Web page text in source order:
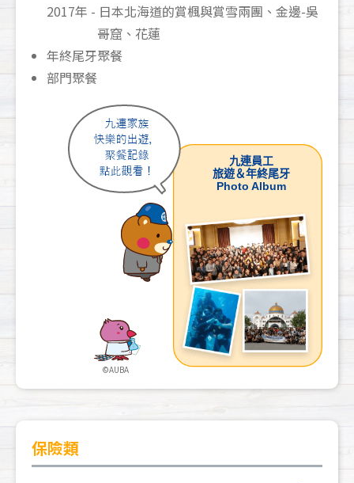
2017年 - 日本北海道的賞楓與賞雪兩團、金邊-吳
哥窟、花蓮
年終尾牙聚餐
部門聚餐
九連員工
旅遊＆年終尾牙
Photo Album
保險類